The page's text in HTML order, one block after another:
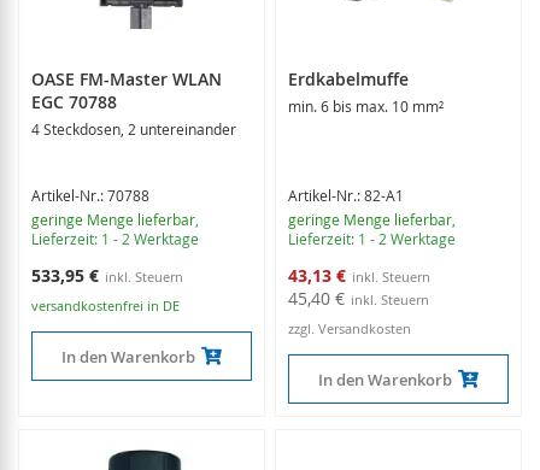
OASE FM-Master WLAN
EGC 70788
4 Steckdosen, 2 untereinander
Artikel-Nr.: 70788
geringe Menge lieferbar
Lieferzeit: 1 - 2 Werktage
533,95 €
versandkostenfrei in DE
In den Warenkorb
Erdkabelmuffe
min. 6 bis max. 10 mm²
Artikel-Nr.: 82-A1
geringe Menge lieferbar
Lieferzeit: 1 - 2 Werktage
Sonderangebot
43,13 €
45,40 €
zzgl. Versandkosten
In den Warenkorb